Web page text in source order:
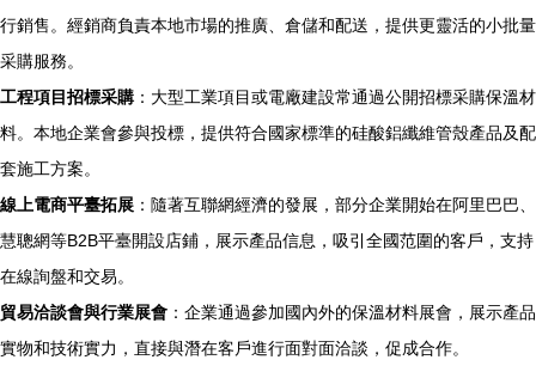
行銷售。經銷商負責本地市場的推廣、倉儲和配送，提供更靈活的小批量
采購服務。
工程項目招標采購 ：大型工業項目或電廠建設常通過公開招標采購保溫材
料。本地企業會參與投標，提供符合國家標準的硅酸鋁纖維管殼產品及配
套施工方案。
線上電商平臺拓展 ：隨著互聯網經濟的發展，部分企業開始在阿里巴巴、
慧聰網等B2B平臺開設店鋪，展示產品信息，吸引全國范圍的客戶，支持
在線詢盤和交易。
貿易洽談會與行業展會 ：企業通過參加國內外的保溫材料展會，展示產品
實物和技術實力，直接與潛在客戶進行面對面洽談，促成合作。